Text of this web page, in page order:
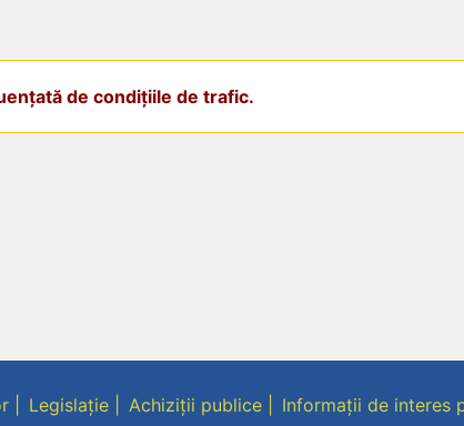
de condițiile de trafic.
Legislație Achiziții publice Informații de interes